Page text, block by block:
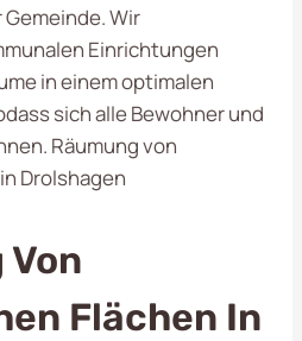
Wir
Einrichtungen
in einem optimalen
sich alle Bewohner und
Räumung von
Drolshagen
Von
Flächen In